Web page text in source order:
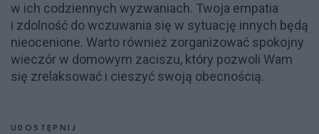
w ich codziennych wyzwaniach. Twoja empatia
i zdolność do wczuwania się w sytuację innych będą
nieocenione. Warto również zorganizować spokojny
wieczór w domowym zaciszu, który pozwoli Wam
się zrelaksować i cieszyć swoją obecnością.
UDOSTĘPNIJ